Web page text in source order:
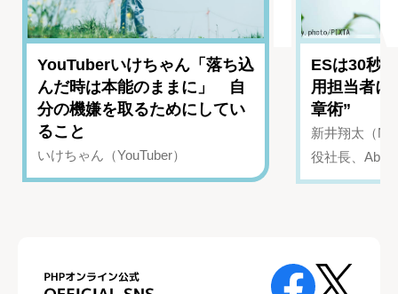
YouTuberいけちゃん「落ち込
んだ時は本能のままに」 自
分の機嫌を取るためにしてい
ること
いけちゃん（YouTuber）
ESは30秒
用担当者に
章術”
新井翔太（
役社長、